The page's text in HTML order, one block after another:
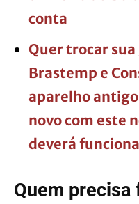
conta
Quer trocar
Brastemp e
aparelho
novo com este
deverá
Quem precisa